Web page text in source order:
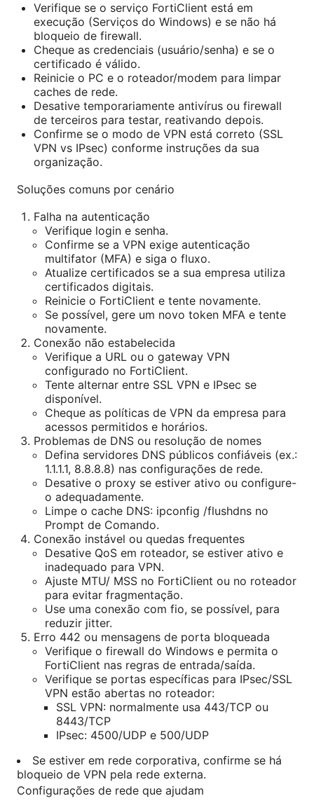
Verifique se o serviço FortiClient está em
execução (Serviços do Windows) e se não há
bloqueio de firewall.
Cheque as credenciais (usuário/senha) e se o
certificado é válido.
Reinicie o PC e o roteador/modem para limpar
caches de rede.
Desative temporariamente antivírus ou firewall
de terceiros para testar, reativando depois.
Confirme se o modo de VPN está correto (SSL
VPN vs IPsec) conforme instruções da sua
organização.
Soluções comuns por cenário
Falha na autenticação
Verifique login e senha.
Confirme se a VPN exige autenticação
multifator (MFA) e siga o fluxo.
Atualize certificados se a sua empresa utiliza
certificados digitais.
Reinicie o FortiClient e tente novamente.
Se possível, gere um novo token MFA e tente
novamente.
Conexão não estabelecida
Verifique a URL ou o gateway VPN
configurado no FortiClient.
Tente alternar entre SSL VPN e IPsec se
disponível.
Cheque as políticas de VPN da empresa para
acessos permitidos e horários.
Problemas de DNS ou resolução de nomes
Defina servidores DNS públicos confiáveis (ex.:
1.1.1.1, 8.8.8.8) nas configurações de rede.
Desative o proxy se estiver ativo ou configure-
o adequadamente.
Limpe o cache DNS: ipconfig /flushdns no
Prompt de Comando.
Conexão instável ou quedas frequentes
Desative QoS em roteador, se estiver ativo e
inadequado para VPN.
Ajuste MTU/ MSS no FortiClient ou no roteador
para evitar fragmentação.
Use uma conexão com fio, se possível, para
reduzir jitter.
Erro 442 ou mensagens de porta bloqueada
Verifique o firewall do Windows e permita o
FortiClient nas regras de entrada/saída.
Verifique se portas específicas para IPsec/SSL
VPN estão abertas no roteador:
SSL VPN: normalmente usa 443/TCP ou
8443/TCP
IPsec: 4500/UDP e 500/UDP
Se estiver em rede corporativa, confirme se há
bloqueio de VPN pela rede externa.
Configurações de rede que ajudam